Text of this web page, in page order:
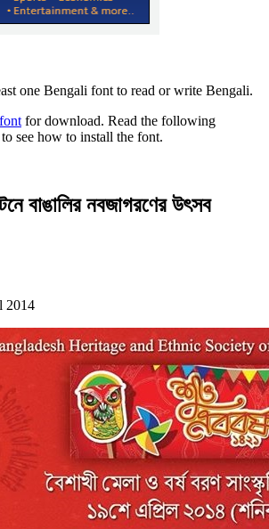
one Bengali font to read or write Bengali.
for download. Read the following
to see how to install the font.
বাঙালির নবজাগরণের উৎসব
2014